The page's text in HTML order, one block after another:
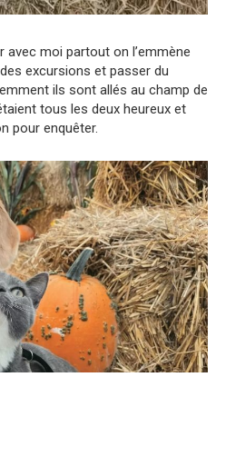
avec moi partout on l’emmène
excursions et passer du
ils sont allés au champ de
tous les deux heureux et
pour enquêter.